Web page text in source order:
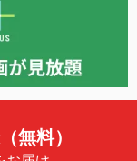
無料）